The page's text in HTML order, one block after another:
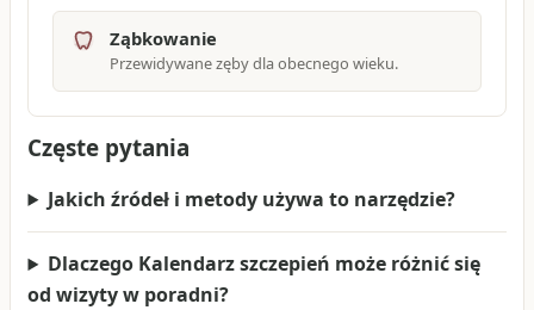
Ząbkowanie
Przewidywane zęby dla obecnego wieku.
Częste pytania
Jakich źródeł i metody używa to narzędzie?
Dlaczego Kalendarz szczepień może różnić się
od wizyty w poradni?